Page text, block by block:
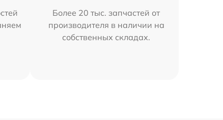
Более 20 тыс. запчастей от
производителя в наличии на
собственных складах.